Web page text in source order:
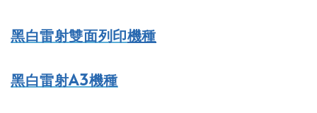
黑白雷射雙面列印機種
黑白雷射A3機種